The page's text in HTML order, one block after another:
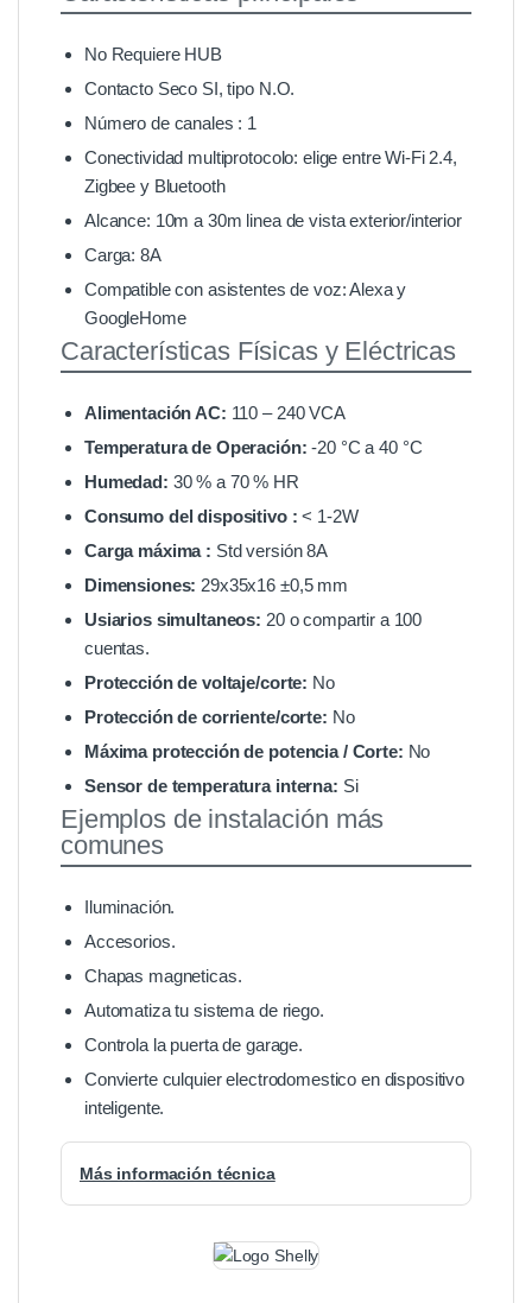
No Requiere HUB
Contacto Seco SI, tipo N.O.
Número de canales : 1
Conectividad multiprotocolo: elige entre Wi-Fi 2.4,
Zigbee y Bluetooth
Alcance: 10m a 30m linea de vista exterior/interior
Carga: 8A
Compatible con asistentes de voz: Alexa y
GoogleHome
Características Físicas y Eléctricas
Alimentación AC: 110 – 240 VCA
Temperatura de Operación: -20 °C a 40 °C
Humedad: 30 % a 70 % HR
Consumo del dispositivo : < 1-2W
Carga máxima : Std versión 8A
Dimensiones: 29x35x16 ±0,5 mm
Usiarios simultaneos: 20 o compartir a 100
cuentas.
Protección de voltaje/corte: No
Protección de corriente/corte: No
Máxima protección de potencia / Corte: No
Sensor de temperatura interna: Si
Ejemplos de instalación más
comunes
Iluminación.
Accesorios.
Chapas magneticas.
Automatiza tu sistema de riego.
Controla la puerta de garage.
Convierte culquier electrodomestico en dispositivo
inteligente.
Más información técnica